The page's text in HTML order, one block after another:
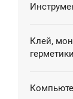
Клей,
герметики